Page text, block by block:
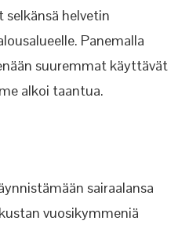
helvetin
Panemalla
suuremmat käyttävät
alkoi taantua.
sairaalansa
vuosikymmeniä